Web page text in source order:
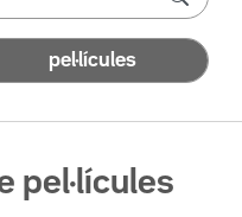
pel·lícules
pel·lícules